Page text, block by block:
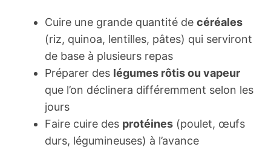
Cuire une grande quantité de céréales
(riz, quinoa, lentilles, pâtes) qui serviront
de base à plusieurs repas
Préparer des légumes rôtis ou vapeur
que l’on déclinera différemment selon les
jours
Faire cuire des protéines (poulet, œufs
durs, légumineuses) à l’avance